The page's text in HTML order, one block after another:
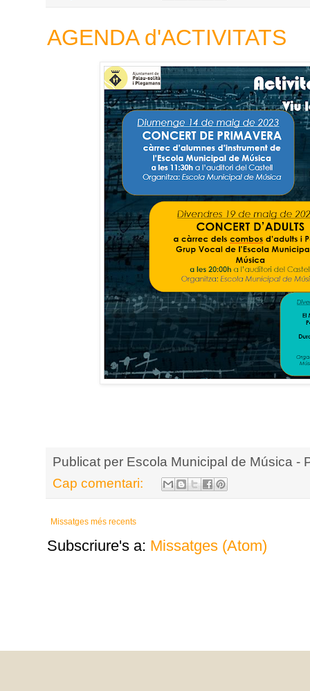
AGENDA d'ACTIVITATS
Publicat per Escola Municipal de Música -
Cap comentari:
Missatges més recents
Subscriure's a: Missatges (Atom)